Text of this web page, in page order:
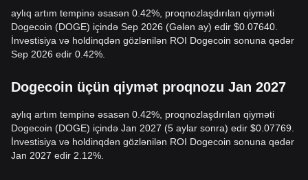
aylıq artım tempinə əsasən 0.42%, proqnozlaşdırılan qiyməti
Dogecoin (DOGE) içində Sep 2026 (Gələn ay) edir $0.07640.
İnvestisiya və holdinqdən gözlənilən ROI Dogecoin sonuna qədər
Sep 2026 edir 0.42%.
Dogecoin üçün qiymət proqnozu Jan 2027
aylıq artım tempinə əsasən 0.42%, proqnozlaşdırılan qiyməti
Dogecoin (DOGE) içində Jan 2027 (5 aylar sonra) edir $0.07769.
İnvestisiya və holdinqdən gözlənilən ROI Dogecoin sonuna qədər
Jan 2027 edir 2.12%.